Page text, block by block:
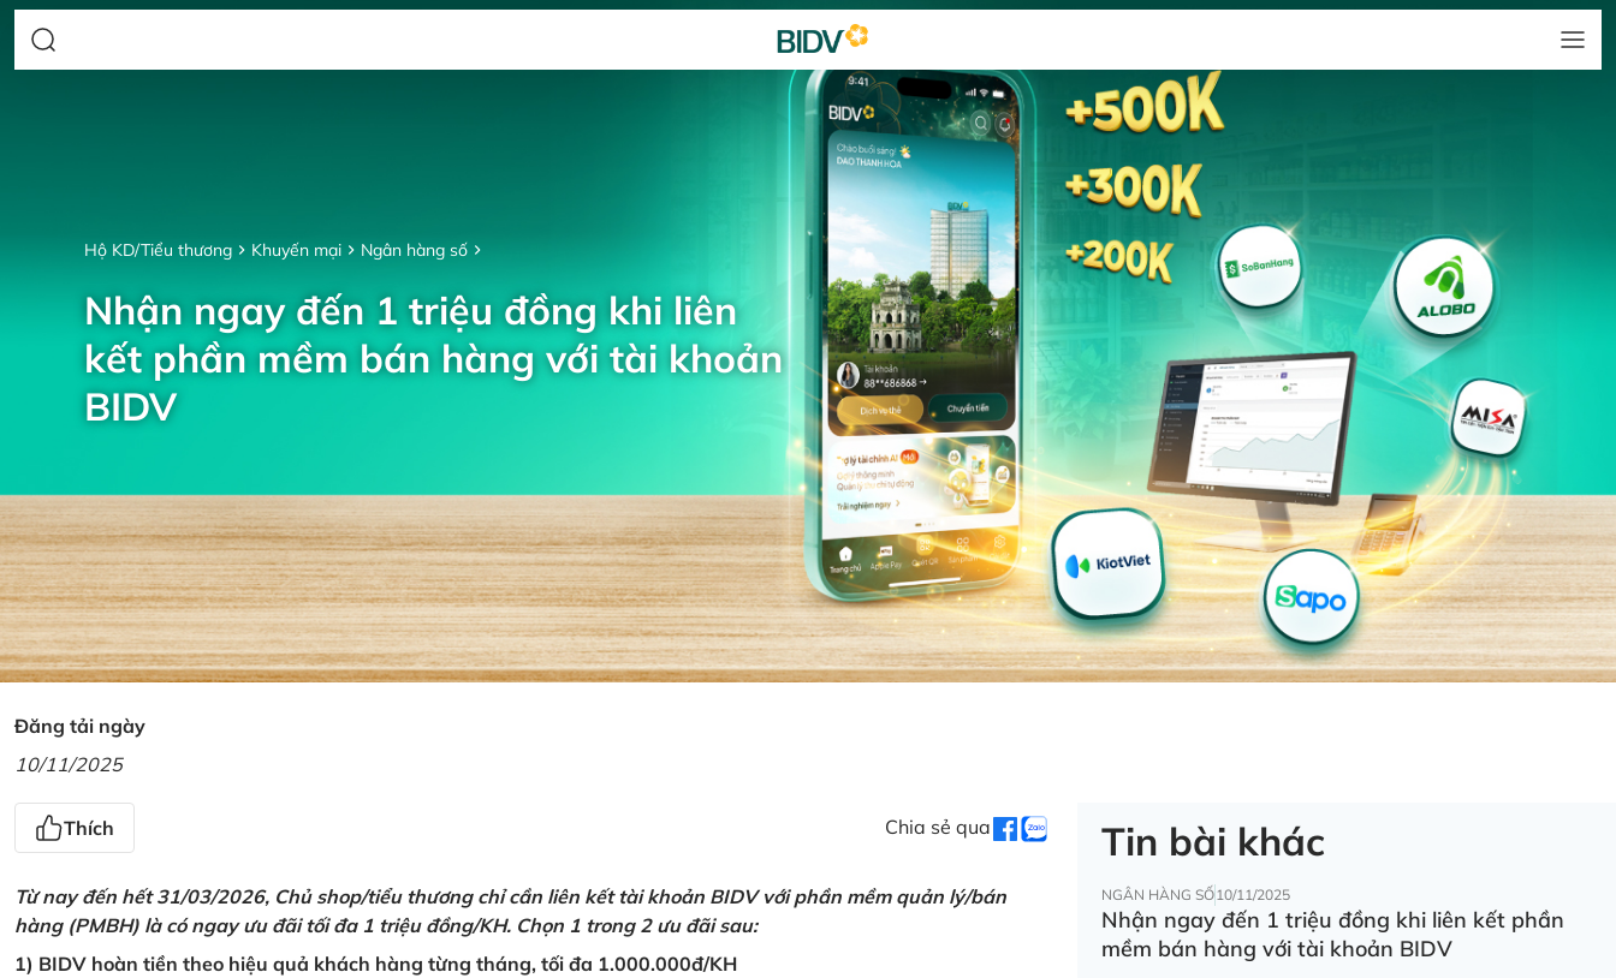
Hộ KD/Tiểu thương Khuyến mại Ngân hàng số
Nhận ngay đến 1 triệu đồng khi liên
kết phần mềm bán hàng với tài khoản
BIDV
Đăng tải ngày
10/11/2025
Thích Chia sẻ qua
Từ nay đến hết 31/03/2026, Chủ shop/tiểu thương chỉ cần liên kết tài khoản BIDV với phần mềm quản lý/bán
hàng (PMBH) là có ngay ưu đãi tối đa 1 triệu đồng/KH. Chọn 1 trong 2 ưu đãi sau:
1) BIDV hoàn tiền theo hiệu quả khách hàng từng tháng, tối đa 1.000.000đ/KH
Tin bài khác
NGÂN HÀNG SỐ10/11/2025
Nhận ngay đến 1 triệu đồng khi liên kết phần
mềm bán hàng với tài khoản BIDV